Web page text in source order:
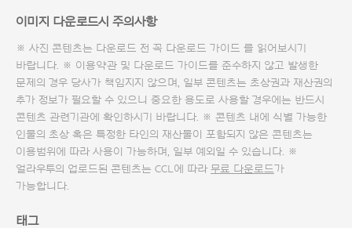
이미지 다운로드시 주의사항
※ 사진 콘텐츠는 다운로드 전 꼭 다운로드 가이드 를 읽어보시기
바랍니다. ※ 이용약관 및 다운로드 가이드를 준수하지 않고 발생한
문제의 경우 당사가 책임지지 않으며, 일부 콘텐츠는 초상권과 재산권의
추가 정보가 필요할 수 있으니 중요한 용도로 사용할 경우에는 반드시
콘텐츠 관련기관에 확인하시기 바랍니다. ※ 콘텐츠 내에 식별 가능한
인물의 초상 혹은 특정한 타인의 재산물이 포함되지 않은 콘텐츠는
이용범위에 따라 사용이 가능하며, 일부 예외일 수 있습니다. ※
얼라우투의 업로드된 콘텐츠는 CCL에 따라 무료 다운로드가
가능합니다.
태그